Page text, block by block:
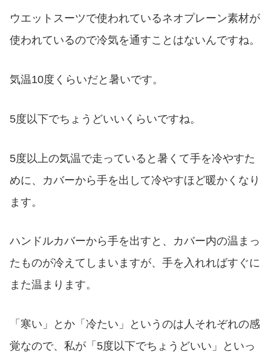
ウエットスーツで使われているネオプレーン素材が
使われているので冷気を通すことはないんですね。
気温10度くらいだと暑いです。
5度以下でちょうどいいくらいですね。
5度以上の気温で走っていると暑くて手を冷やすた
めに、カバーから手を出して冷やすほど暖かくなり
ます。
ハンドルカバーから手を出すと、カバー内の温まっ
たものが冷えてしまいますが、手を入れればすぐに
また温まります。
「寒い」とか「冷たい」というのは人それぞれの感
覚なので、私が「5度以下でちょうどいい」といっ